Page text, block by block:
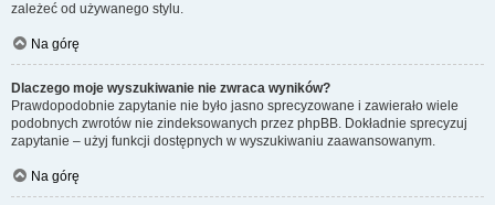
zależeć od używanego stylu.
Na górę
Dlaczego moje wyszukiwanie nie zwraca wyników?
Prawdopodobnie zapytanie nie było jasno sprecyzowane i zawierało wiele
podobnych zwrotów nie zindeksowanych przez phpBB. Dokładnie sprecyzuj
zapytanie – użyj funkcji dostępnych w wyszukiwaniu zaawansowanym.
Na górę